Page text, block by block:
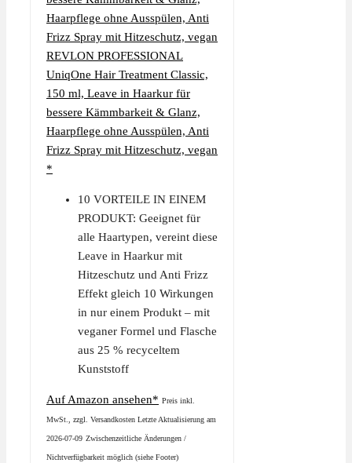
REVLON PROFESSIONAL
UniqOne Hair Treatment Classic,
150 ml, Leave in Haarkur für
bessere Kämmbarkeit & Glanz,
Haarpflege ohne Ausspülen, Anti
Frizz Spray mit Hitzeschutz, vegan
*
10 VORTEILE IN EINEM
PRODUKT: Geeignet für
alle Haartypen, vereint diese
Leave in Haarkur mit
Hitzeschutz und Anti Frizz
Effekt gleich 10 Wirkungen
in nur einem Produkt – mit
veganer Formel und Flasche
aus 25 % recyceltem
Kunststoff
Auf Amazon ansehen* Preis inkl.
MwSt., zzgl. Versandkosten Letzte Aktualisierung am
2026-07-09 Zwischenzeitliche Änderungen /
Nichtverfügbarkeit möglich (siehe Footer)